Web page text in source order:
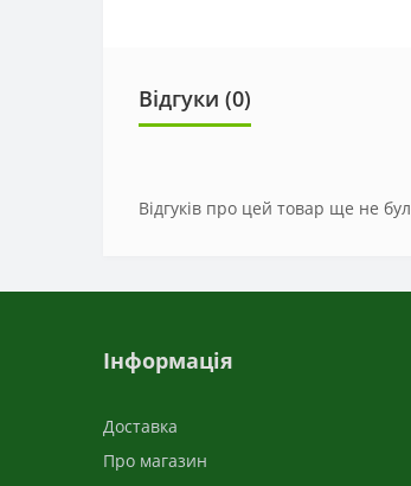
Відгуки (0)
Відгуків про цей товар ще не
Інформація
Доставка
Про магазин